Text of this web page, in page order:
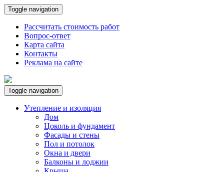
Toggle navigation
Рассчитать стоимость работ
Вопрос-ответ
Карта сайта
Контакты
Реклама на сайте
Toggle navigation
Утепление и изоляция
Дом
Цоколь и фундамент
Фасады и стены
Пол и потолок
Окна и двери
Балконы и лоджии